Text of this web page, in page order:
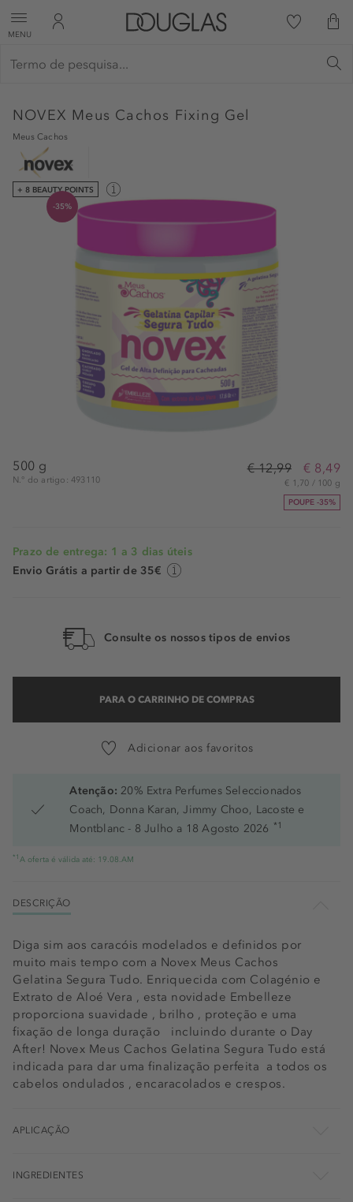
MENU
NOVEX Meus Cachos Fixing Gel
Meus Cachos
+ 8 BEAUTY POINTS
-35%
500 g
N.° do artigo: 493110
€ 12,99 € 8,49
€ 1,70 / 100 g
POUPE -35%
Prazo de entrega: 1 a 3 dias úteis
Envio Grátis a partir de 35€
Consulte os nossos tipos de envios
PARA O CARRINHO DE COMPRAS
Adicionar aos favoritos
Atenção: 20% Extra Perfumes Seleccionados
Coach, Donna Karan, Jimmy Choo, Lacoste e
Montblanc - 8 Julho a 18 Agosto 2026 *1
*1 A oferta é válida até: 19.08.AM
DESCRIÇÃO
Diga sim aos caracóis modelados e definidos por
muito mais tempo com a Novex Meus Cachos
Gelatina Segura Tudo. Enriquecida com Colagénio e
Extrato de Aloé Vera , esta novidade Embelleze
proporciona suavidade , brilho , proteção e uma
fixação de longa duração  incluindo durante o Day
After! Novex Meus Cachos Gelatina Segura Tudo está
indicada para dar uma finalização perfeita a todos os
cabelos ondulados , encaracolados e crespos.
APLICAÇÃO
INGREDIENTES